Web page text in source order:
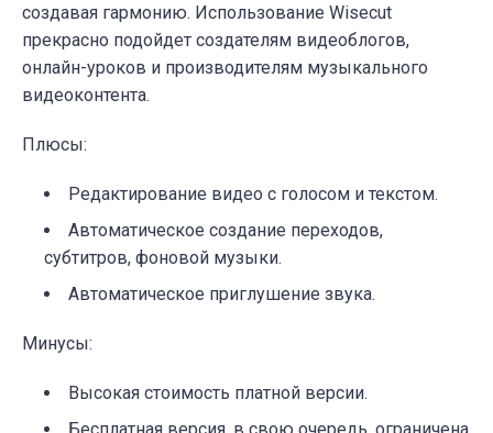
создавая гармонию. Использование Wisecut
прекрасно подойдет создателям видеоблогов,
онлайн-уроков и производителям музыкального
видеоконтента.
Плюсы:
Редактирование видео с голосом и текстом.
Автоматическое создание переходов,
субтитров, фоновой музыки.
Автоматическое приглушение звука.
Минусы:
Высокая стоимость платной версии.